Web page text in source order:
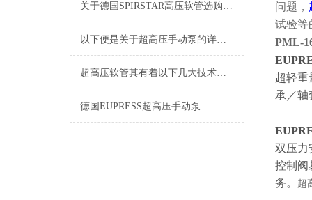
关于德国SPIRSTAR高压软管选购的指南如下
以下便是关于超高压手动泵的详细说明
超高压软管其有着以下几大技术特点
德国EUPRESS超高压手动泵
问题，
试验等
PML-
超轻重
承／轴
双压力
控制阀
务。
超